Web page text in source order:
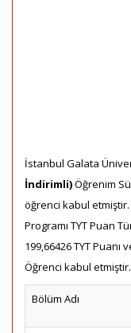
İstanbul Galata
İndirimli)Öğrenim
öğrenci kabul etmiştir.
Programı TYT Puan
199,66426 TYT Puanı
Öğrenci kabul etmiştir.
Bölüm Adı